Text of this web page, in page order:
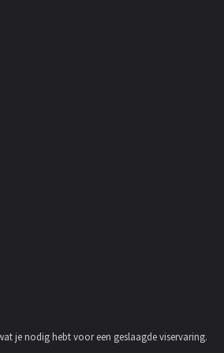
je nodig hebt voor een geslaagde viservaring.